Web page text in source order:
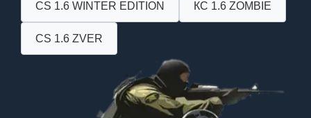
CS 1.6 WINTER EDITION КС 1.6 ZOMBIE
CS 1.6 ZVER